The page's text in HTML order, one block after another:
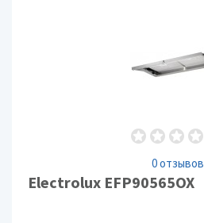
0 отзывов
Electrolux EFP90565OX